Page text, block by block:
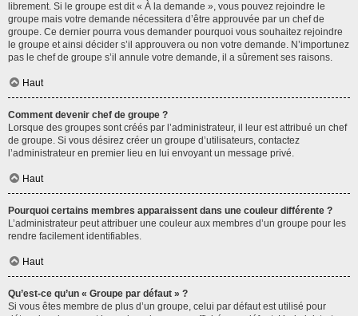
librement. Si le groupe est dit « À la demande », vous pouvez rejoindre le
groupe mais votre demande nécessitera d’être approuvée par un chef de
groupe. Ce dernier pourra vous demander pourquoi vous souhaitez rejoindre
le groupe et ainsi décider s’il approuvera ou non votre demande. N’importunez
pas le chef de groupe s’il annule votre demande, il a sûrement ses raisons.
Haut
Comment devenir chef de groupe ?
Lorsque des groupes sont créés par l’administrateur, il leur est attribué un chef
de groupe. Si vous désirez créer un groupe d’utilisateurs, contactez
l’administrateur en premier lieu en lui envoyant un message privé.
Haut
Pourquoi certains membres apparaissent dans une couleur différente ?
L’administrateur peut attribuer une couleur aux membres d’un groupe pour les
rendre facilement identifiables.
Haut
Qu’est-ce qu’un « Groupe par défaut » ?
Si vous êtes membre de plus d’un groupe, celui par défaut est utilisé pour